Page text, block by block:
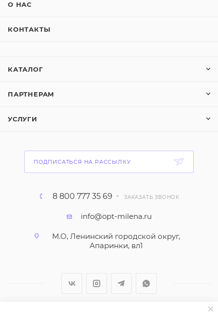
О НАС
КОНТАКТЫ
КАТАЛОГ
ПАРТНЕРАМ
УСЛУГИ
ПОДПИСАТЬСЯ НА РАССЫЛКУ
8 800 777 35 69 ЗАКАЗАТЬ ЗВОНОК
info@opt-milena.ru
М.О, Ленинский городской округ,
Апаринки, вл1